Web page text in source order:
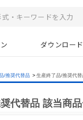
ダウンロード
/推奨代替品 >生産終了品/推奨代
代替品 該当商